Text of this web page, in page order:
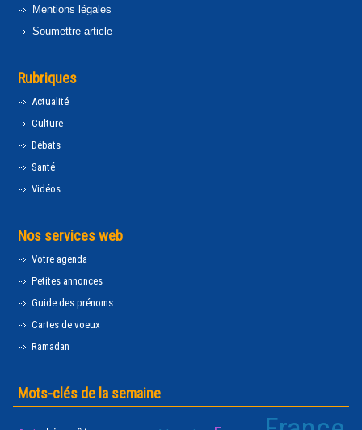
Mentions légales
Soumettre article
Rubriques
Actualité
Culture
Débats
Santé
Vidéos
Nos services web
Votre agenda
Petites annonces
Guide des prénoms
Cartes de voeux
Ramadan
Mots-clés de la semaine